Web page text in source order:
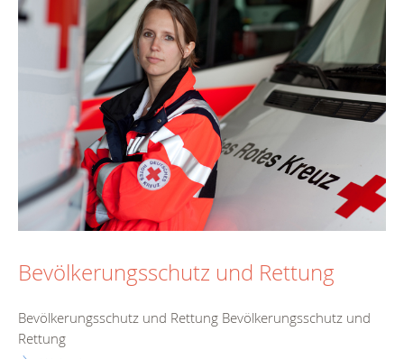
Bevölkerungsschutz und Rettung
Bevölkerungsschutz und Rettung Bevölkerungsschutz und
Rettung